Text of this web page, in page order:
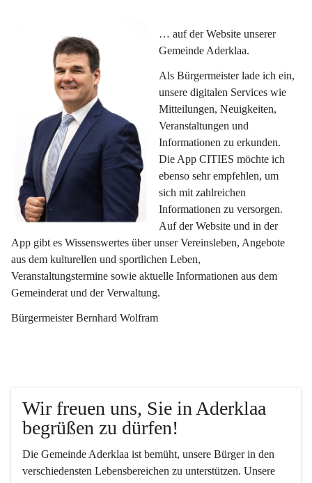
… auf der Website unserer
Gemeinde Aderklaa.
Als Bürgermeister lade ich ein,
unsere digitalen Services wie
Mitteilungen, Neuigkeiten,
Veranstaltungen und
Informationen zu erkunden.
Die App CITIES möchte ich
ebenso sehr empfehlen, um
sich mit zahlreichen
Informationen zu versorgen.
Auf der Website und in der
App gibt es Wissenswertes über unser Vereinsleben, Angebote
aus dem kulturellen und sportlichen Leben,
Veranstaltungstermine sowie aktuelle Informationen aus dem
Gemeinderat und der Verwaltung.
Bürgermeister Bernhard Wolfram
Wir freuen uns, Sie in Aderklaa
begrüßen zu dürfen!
Die Gemeinde Aderklaa ist bemüht, unsere Bürger in den
verschiedensten Lebensbereichen zu unterstützen. Unsere